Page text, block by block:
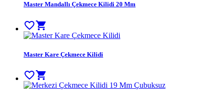
Master Mandallı Çekmece Kilidi 20 Mm
favorite_bordershopping_cart
Master Kare Çekmece Kilidi
favorite_bordershopping_cart